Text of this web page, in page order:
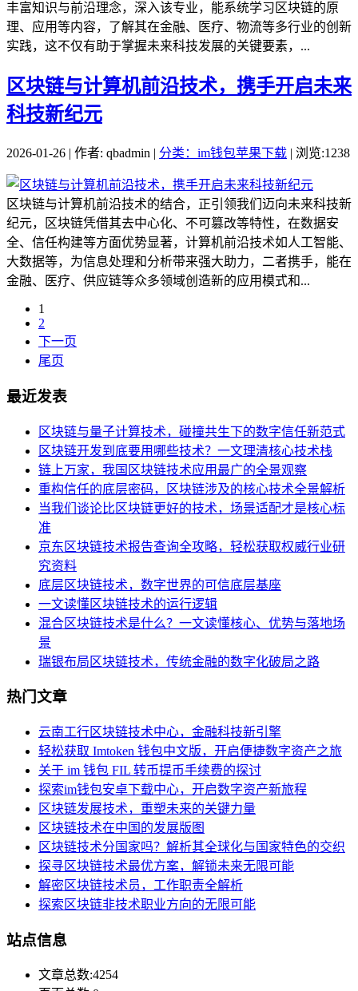
丰富知识与前沿理念，深入该专业，能系统学习区块链的原
理、应用等内容，了解其在金融、医疗、物流等多行业的创新
实践，这不仅有助于掌握未来科技发展的关键要素，...
区块链与计算机前沿技术，携手开启未来
科技新纪元
2026-01-26 | 作者: qbadmin | 分类：im钱包苹果下载 | 浏览:1238
区块链与计算机前沿技术的结合，正引领我们迈向未来科技新
纪元，区块链凭借其去中心化、不可篡改等特性，在数据安
全、信任构建等方面优势显著，计算机前沿技术如人工智能、
大数据等，为信息处理和分析带来强大助力，二者携手，能在
金融、医疗、供应链等众多领域创造新的应用模式和...
1
2
下一页
尾页
最近发表
区块链与量子计算技术，碰撞共生下的数字信任新范式
区块链开发到底要用哪些技术？一文理清核心技术栈
链上万家，我国区块链技术应用最广的全景观察
重构信任的底层密码，区块链涉及的核心技术全景解析
当我们谈论比区块链更好的技术，场景适配才是核心标
准
京东区块链技术报告查询全攻略，轻松获取权威行业研
究资料
底层区块链技术，数字世界的可信底层基座
一文读懂区块链技术的运行逻辑
混合区块链技术是什么？一文读懂核心、优势与落地场
景
瑞银布局区块链技术，传统金融的数字化破局之路
热门文章
云南工行区块链技术中心，金融科技新引擎
轻松获取 Imtoken 钱包中文版，开启便捷数字资产之旅
关于 im 钱包 FIL 转币提币手续费的探讨
探索im钱包安卓下载中心，开启数字资产新旅程
区块链发展技术，重塑未来的关键力量
区块链技术在中国的发展版图
区块链技术分国家吗？解析其全球化与国家特色的交织
探寻区块链技术最优方案，解锁未来无限可能
解密区块链技术员，工作职责全解析
探索区块链非技术职业方向的无限可能
站点信息
文章总数:4254